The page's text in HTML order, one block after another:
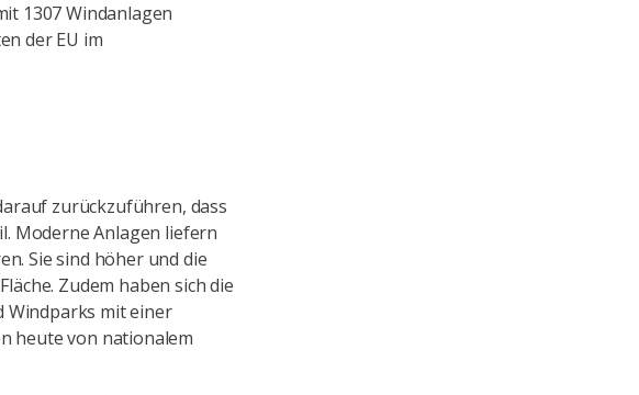
1307 Windanlagen
der EU im
zurückzuführen, dass
Moderne Anlagen liefern
Sie sind höher und die
Zudem haben sich die
Windparks mit einer
heute von nationalem